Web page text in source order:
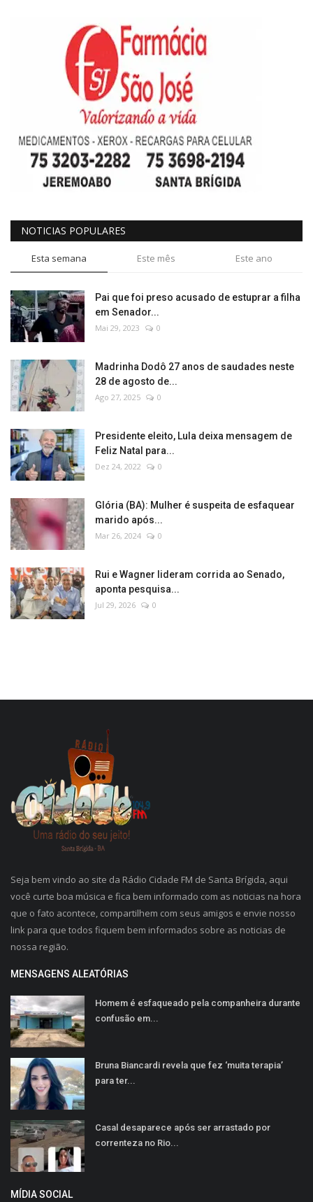
NOTICIAS POPULARES
Esta semana Este mês Este ano
Pai que foi preso acusado de estuprar a filha
em Senador...
Mai 29, 2023 0
Madrinha Dodô 27 anos de saudades neste
28 de agosto de...
Ago 27, 2025 0
Presidente eleito, Lula deixa mensagem de
Feliz Natal para...
Dez 24, 2022 0
Glória (BA): Mulher é suspeita de esfaquear
marido após...
Mar 26, 2024 0
Rui e Wagner lideram corrida ao Senado,
aponta pesquisa...
Jul 29, 2026 0
Seja bem vindo ao site da Rádio Cidade FM de Santa Brígida, aqui
você curte boa música e fica bem informado com as noticias na hora
que o fato acontece, compartilhem com seus amigos e envie nosso
link para que todos fiquem bem informados sobre as noticias de
nossa região.
MENSAGENS ALEATÓRIAS
Homem é esfaqueado pela companheira durante
confusão em...
Bruna Biancardi revela que fez ‘muita terapia’
para ter...
Casal desaparece após ser arrastado por
correnteza no Rio...
MÍDIA SOCIAL